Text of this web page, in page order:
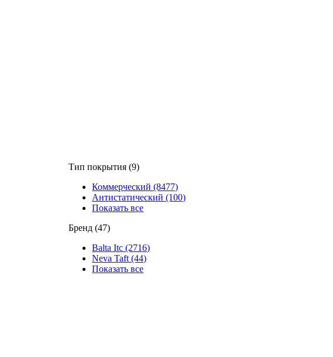
Тип покрытия (9)
Коммерческий (8477)
Антистатический (100)
Показать все
Бренд (47)
Balta Itc (2716)
Neva Taft (44)
Показать все